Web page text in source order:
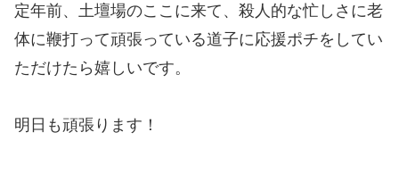
定年前、土壇場のここに来て、殺人的な忙しさに老
体に鞭打って頑張っている道子に応援ポチをしてい
ただけたら嬉しいです。
明日も頑張ります！